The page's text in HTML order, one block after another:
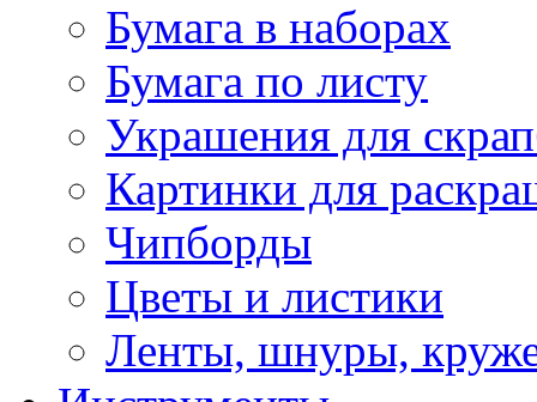
Бумага в наборах
Бумага по листу
Украшения для
Картинки для
Чипборды
Цветы и листики
Ленты, шнуры,